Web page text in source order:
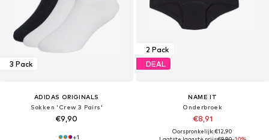
3 Pack
ADIDAS ORIGINALS
Sokken 'Crew 3 Pairs'
€9,90
+1
2 Pack
DEAL
NAME IT
Onderbroek
€8,91
Oorspronkelijk: €12,90